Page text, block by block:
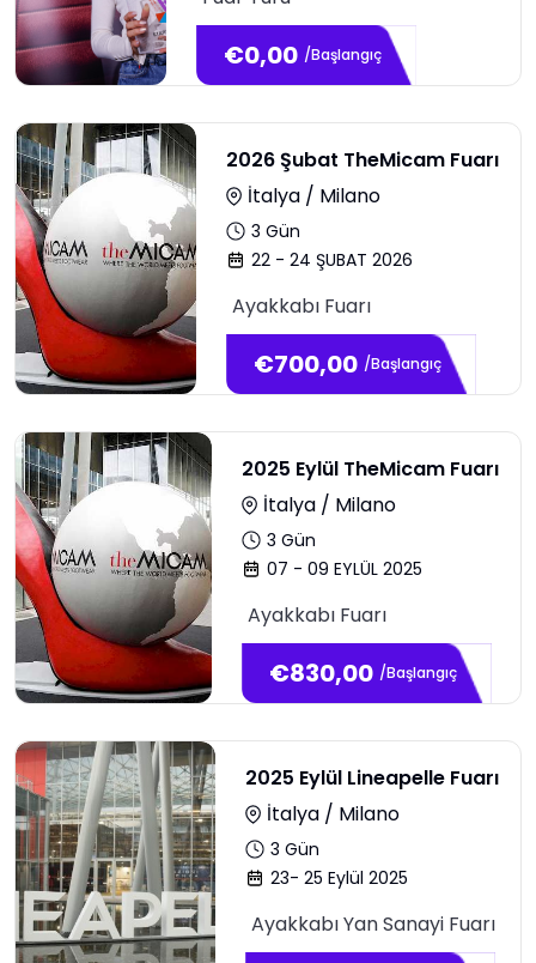
€0,00 /Başlangıç
2026 Şubat TheMicam Fuarı
İtalya / Milano
3 Gün
22 - 24 ŞUBAT 2026
Ayakkabı Fuarı
€700,00 /Başlangıç
2025 Eylül TheMicam Fuarı
İtalya / Milano
3 Gün
07 - 09 EYLÜL 2025
Ayakkabı Fuarı
€830,00 /Başlangıç
2025 Eylül Lineapelle Fuarı
İtalya / Milano
3 Gün
23- 25 Eylül 2025
Ayakkabı Yan Sanayi Fuarı